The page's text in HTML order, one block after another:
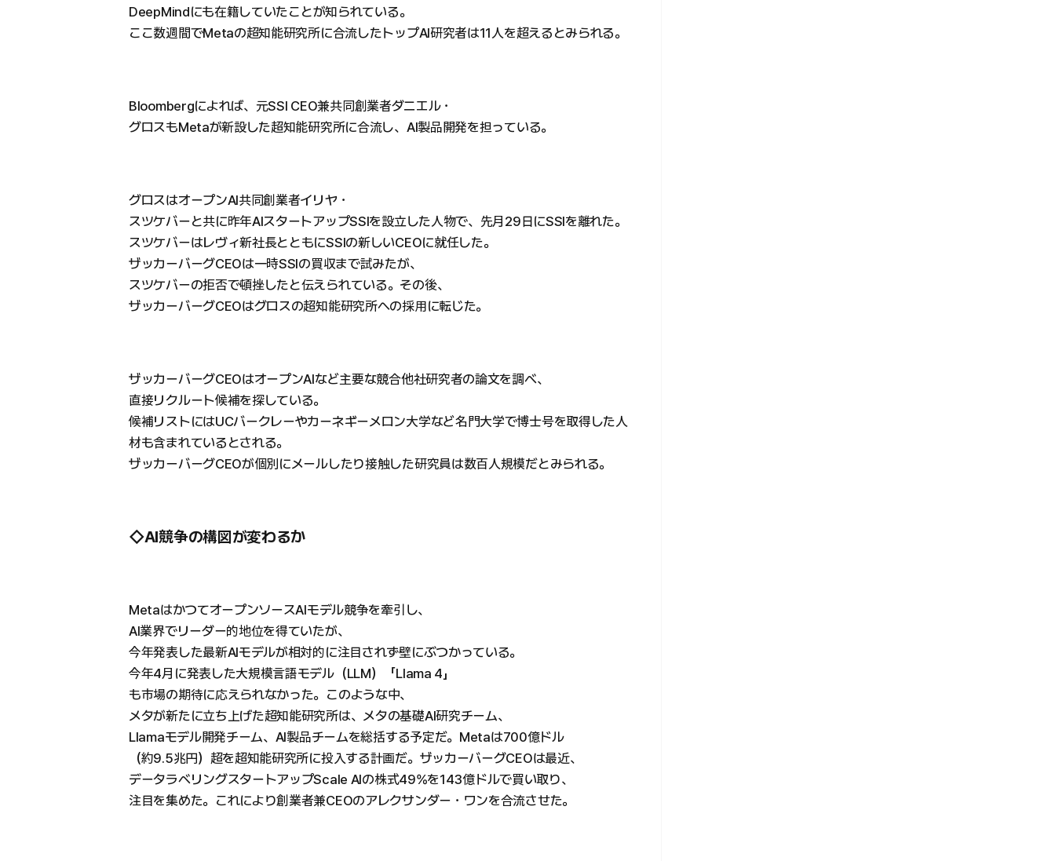
DeepMindにも在籍していたことが知られている。
ここ数週間でMetaの超知能研究所に合流したトップAI研究者は11人を超えるとみられる。
Bloombergによれば、元SSI CEO兼共同創業者ダニエル・
グロスもMetaが新設した超知能研究所に合流し、AI製品開発を担っている。
グロスはオープンAI共同創業者イリヤ・
スツケバーと共に昨年AIスタートアップSSIを設立した人物で、先月29日にSSIを離れた。
スツケバーはレヴィ新社長とともにSSIの新しいCEOに就任した。
ザッカーバーグCEOは一時SSIの買収まで試みたが、
スツケバーの拒否で頓挫したと伝えられている。その後、
ザッカーバーグCEOはグロスの超知能研究所への採用に転じた。
ザッカーバーグCEOはオープンAIなど主要な競合他社研究者の論文を調べ、
直接リクルート候補を探している。
候補リストにはUCバークレーやカーネギーメロン大学など名門大学で博士号を取得した人
材も含まれているとされる。
ザッカーバーグCEOが個別にメールしたり接触した研究員は数百人規模だとみられる。
◇AI競争の構図が変わるか
MetaはかつてオープンソースAIモデル競争を牽引し、
AI業界でリーダー的地位を得ていたが、
今年発表した最新AIモデルが相対的に注目されず壁にぶつかっている。
今年4月に発表した大規模言語モデル（LLM）「Llama 4」
も市場の期待に応えられなかった。このような中、
メタが新たに立ち上げた超知能研究所は、メタの基礎AI研究チーム、
Llamaモデル開発チーム、AI製品チームを総括する予定だ。Metaは700億ドル
（約9.5兆円）超を超知能研究所に投入する計画だ。ザッカーバーグCEOは最近、
データラベリングスタートアップScale AIの株式49%を143億ドルで買い取り、
注目を集めた。これにより創業者兼CEOのアレクサンダー・ワンを合流させた。